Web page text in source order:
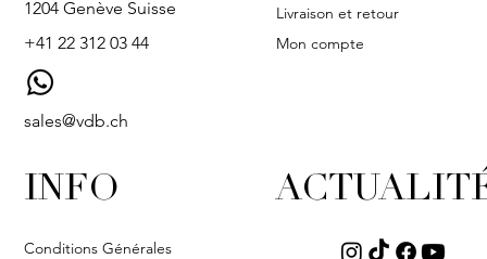
1204 Genève Suisse
+41 22 312 03 44
sales@vdb.ch
Livraison et retour
Mon compte
INFO
Conditions Générales